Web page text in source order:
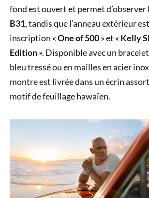
fond est ouvert et permet d’observer
B31,tandis que l’anneau extérieur
inscription «One of 500» et « Kelly
Edition». Disponible avec un
bleu tressé ou en mailles en acier
montre est livrée dans un écrin
motif de feuillage hawaïen.